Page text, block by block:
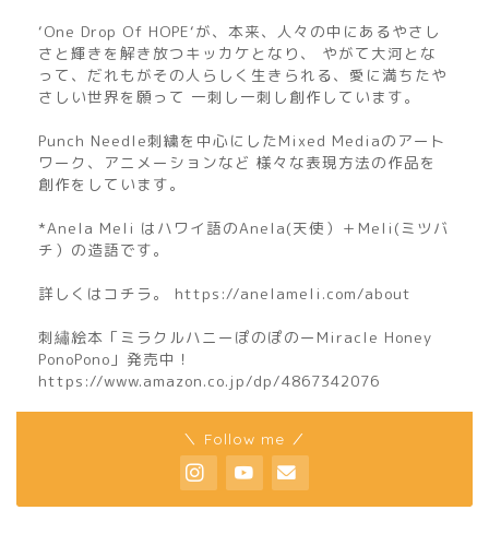
‘One Drop Of HOPE‘が、本来、人々の中にあるやさし
さと輝きを解き放つキッカケとなり、 やがて大河とな
って、だれもがその人らしく生きられる、愛に満ちたや
さしい世界を願って 一刺し一刺し創作しています。
Punch Needle刺繍を中心にしたMixed Mediaのアート
ワーク、アニメーションなど 様々な表現方法の作品を
創作をしています。
*Anela Meli はハワイ語のAnela(天使）＋Meli(ミツバ
チ）の造語です。
詳しくはコチラ。 https://anelameli.com/about
刺繡絵本「ミラクルハニーぽのぽのーMiracle Honey
PonoPono」発売中！
https://www.amazon.co.jp/dp/4867342076
＼ Follow me ／